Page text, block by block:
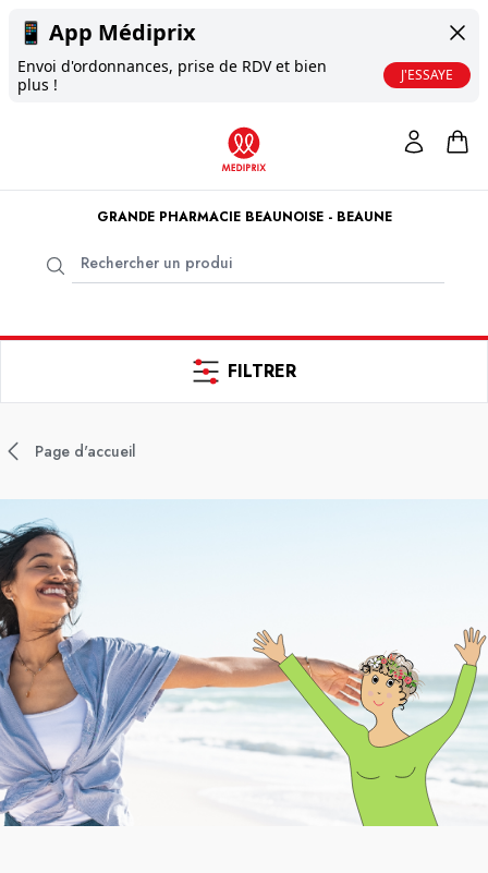
📱 App Médiprix
Envoi d'ordonnances, prise de RDV et bien
plus !
J'ESSAYE
GRANDE PHARMACIE BEAUNOISE - BEAUNE
FILTRER
Page d'accueil